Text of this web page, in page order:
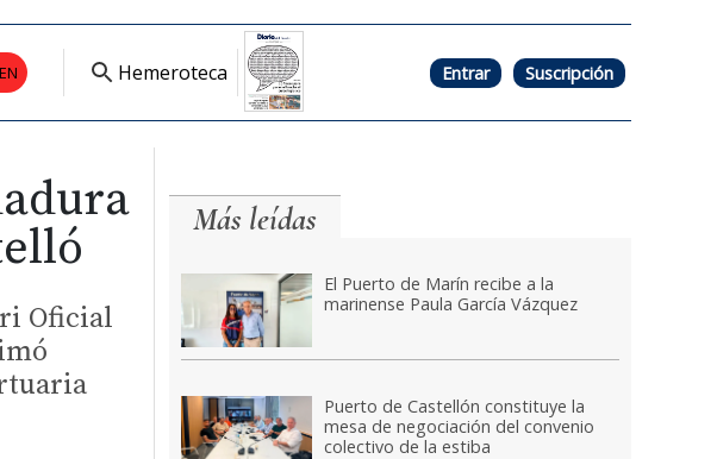
Hemeroteca Entrar Suscripción
Oficial
Más leídas
El Puerto de Marín recibe a la
marinense Paula García Vázquez
Puerto de Castellón constituye la
mesa de negociación del convenio
colectivo de la estiba